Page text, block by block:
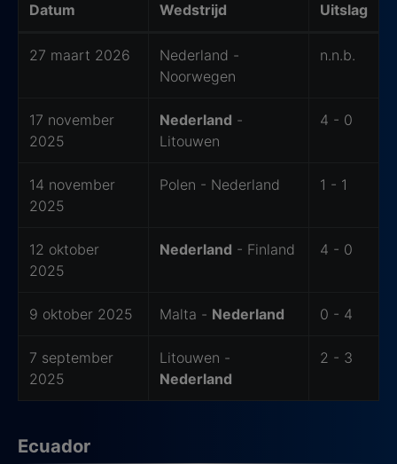
Datum Wedstrijd Uitslag
27 maart 2026
Nederland -
Noorwegen
n.n.b.
17 november
2025
Nederland -
Litouwen
4 - 0
14 november
2025
Polen - Nederland 1 - 1
12 oktober
2025
Nederland - Finland 4 - 0
9 oktober 2025 Malta - Nederland 0 - 4
7 september
2025
Litouwen -
Nederland
2 - 3
Ecuador